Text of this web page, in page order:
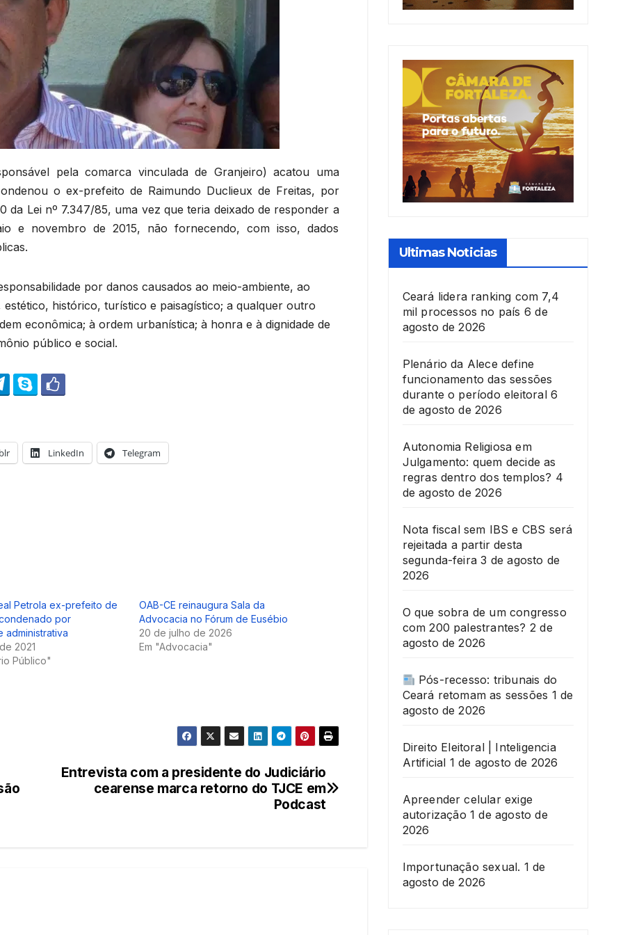
pela comarca vinculada de Granjeiro) acatou uma
o ex-prefeito de Raimundo Duclieux de Freitas, por
da Lei nº 7.347/85, uma vez que teria deixado de responder a
e novembro de 2015, não fornecendo, com isso, dados
por danos causados ao meio-ambiente, ao
histórico, turístico e paisagístico; a qualquer outro
econômica; à ordem urbanística; à honra e à dignidade de
público e social.
LinkedIn Telegram
Petrola ex-prefeito de
por
administrativa
2021
Público"
OAB-CE reinaugura Sala da
Advocacia no Fórum de Eusébio
20 de julho de 2026
Em "Advocacia"
Entrevista com a presidente do Judiciário
cearense marca retorno do TJCE em
Podcast
Ultimas Noticias
Ceará lidera ranking com 7,4
mil processos no país 6 de
agosto de 2026
Plenário da Alece define
funcionamento das sessões
durante o período eleitoral 6
de agosto de 2026
Autonomia Religiosa em
Julgamento: quem decide as
regras dentro dos templos? 4
de agosto de 2026
Nota fiscal sem IBS e CBS será
rejeitada a partir desta
segunda-feira 3 de agosto de
2026
O que sobra de um congresso
com 200 palestrantes? 2 de
agosto de 2026
Pós-recesso: tribunais do
Ceará retomam as sessões 1 de
agosto de 2026
Direito Eleitoral | Inteligencia
Artificial 1 de agosto de 2026
Apreender celular exige
autorização 1 de agosto de
2026
Importunação sexual. 1 de
agosto de 2026